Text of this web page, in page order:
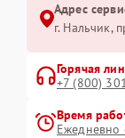
Адрес
г. Нальчик,
Горячая
+7 (800)
Время
Ежедневно